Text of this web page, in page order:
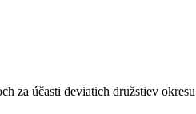
za účasti deviatich družstiev